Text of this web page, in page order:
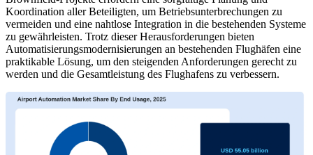
Koordination aller Beteiligten, um Betriebsunterbrechungen zu
vermeiden und eine nahtlose Integration in die bestehenden Systeme
zu gewährleisten. Trotz dieser Herausforderungen bieten
Automatisierungsmodernisierungen an bestehenden Flughäfen eine
praktikable Lösung, um den steigenden Anforderungen gerecht zu
werden und die Gesamtleistung des Flughafens zu verbessern.